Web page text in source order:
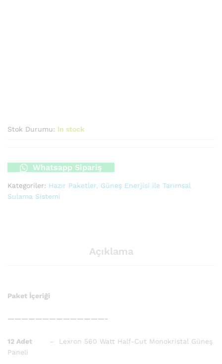
Stok Durumu: In stock
Whatsapp Sipariş
Kategoriler: Hazır Paketler, Güneş Enerjisi ile Tarımsal
Sulama Sistemi
Açıklama
Paket İçeriği
——————————————-
12 Adet – Lexron 560 Watt Half-Cut Monokristal Güneş
Paneli